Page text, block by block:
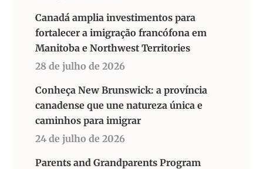
Canadá amplia investimentos para
fortalecer a imigração francófona em
Manitoba e Northwest Territories
28 de julho de 2026
Conheça New Brunswick: a província
canadense que une natureza única e
caminhos para imigrar
24 de julho de 2026
Parents and Grandparents Program